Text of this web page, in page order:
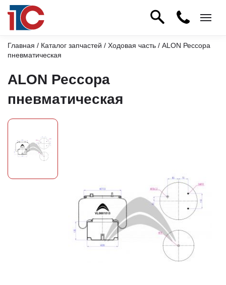
Главная / Каталог запчастей / Ходовая часть / ALON Рессора
пневматическая
ALON Рессора
пневматическая